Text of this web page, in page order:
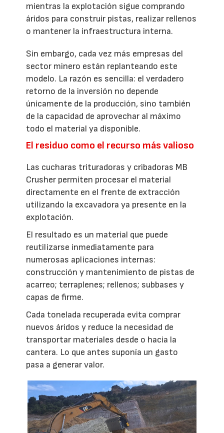
mientras la explotación sigue comprando
áridos para construir pistas, realizar rellenos
o mantener la infraestructura interna.
Sin embargo, cada vez más empresas del
sector minero están replanteando este
modelo. La razón es sencilla: el verdadero
retorno de la inversión no depende
únicamente de la producción, sino también
de la capacidad de aprovechar al máximo
todo el material ya disponible.
El residuo como el recurso más valioso
Las cucharas trituradoras y cribadoras MB
Crusher permiten procesar el material
directamente en el frente de extracción
utilizando la excavadora ya presente en la
explotación.
El resultado es un material que puede
reutilizarse inmediatamente para
numerosas aplicaciones internas:
construcción y mantenimiento de pistas de
acarreo; terraplenes; rellenos; subbases y
capas de firme.
Cada tonelada recuperada evita comprar
nuevos áridos y reduce la necesidad de
transportar materiales desde o hacia la
cantera. Lo que antes suponía un gasto
pasa a generar valor.